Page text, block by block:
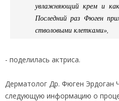
увлажняющий крем и
Последний раз Фюген
стволовыми клетками»,
- поделилась актриса.
Дерматолог Др. Фюген Эрдоган
следующую информацию о